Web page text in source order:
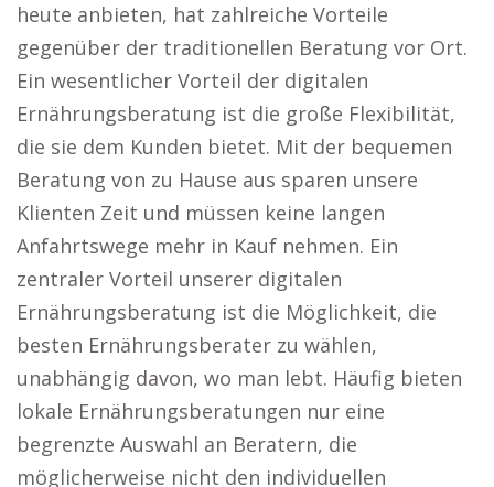
heute anbieten, hat zahlreiche Vorteile
gegenüber der traditionellen Beratung vor Ort.
Ein wesentlicher Vorteil der digitalen
Ernährungsberatung ist die große Flexibilität,
die sie dem Kunden bietet. Mit der bequemen
Beratung von zu Hause aus sparen unsere
Klienten Zeit und müssen keine langen
Anfahrtswege mehr in Kauf nehmen. Ein
zentraler Vorteil unserer digitalen
Ernährungsberatung ist die Möglichkeit, die
besten Ernährungsberater zu wählen,
unabhängig davon, wo man lebt. Häufig bieten
lokale Ernährungsberatungen nur eine
begrenzte Auswahl an Beratern, die
möglicherweise nicht den individuellen